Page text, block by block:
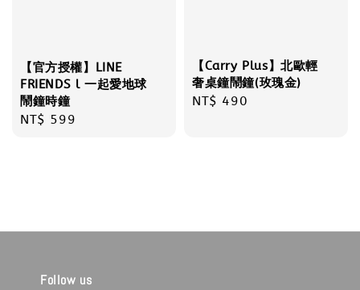
【官方授權】LINE
FRIENDS l 一起愛地球
鬧鐘時鐘
Regular
NT$ 599
【Carry Plus】北歐輕
奢桌鐘鬧鐘(玫瑰金)
Regular
NT$ 490
Follow us